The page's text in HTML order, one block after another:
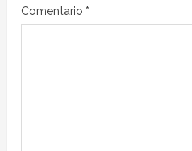
Comentario *